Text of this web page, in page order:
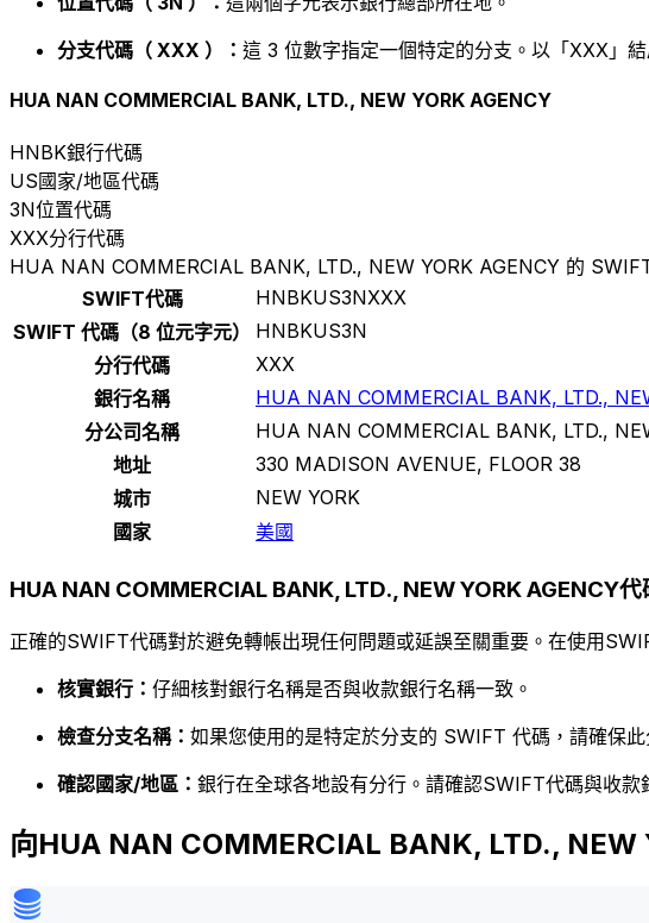
分支代碼（ XXX ）： 這 3 位數字指定一個特定的分支。以「XXX」
HUA NAN COMMERCIAL BANK, LTD., NEW YORK AGENCY
HNBK銀行代碼
US國家/地區代碼
3N位置代碼
XXX分行代碼
HUA NAN COMMERCIAL BANK, LTD., NEW YORK AGENCY 的
SWIFT代碼
HNBKUS3NXXX
SWIFT 代碼（8 位元字元）
HNBKUS3N
分行代碼
XXX
銀行名稱
HUA NAN COMMERCIAL BANK, LTD.,
分公司名稱
HUA NAN COMMERCIAL BANK, LTD.,
地址
330 MADISON AVENUE, FLOOR 38
城市
NEW YORK
國家
美國
HUA NAN COMMERCIAL BANK, LTD., NEW YORK AGENCY
正確的SWIFT代碼對於避免轉帳出現任何問題或延誤至關重要。在使用
核實銀行： 仔細核對銀行名稱是否與收款銀行名稱一致。
檢查分支名稱： 如果您使用的是特定於分支的 SWIFT 代碼，請確保
確認國家/地區： 銀行在全球各地設有分行。請確認SWIFT代碼與收款
向HUA NAN COMMERCIAL BANK, LTD., NEW